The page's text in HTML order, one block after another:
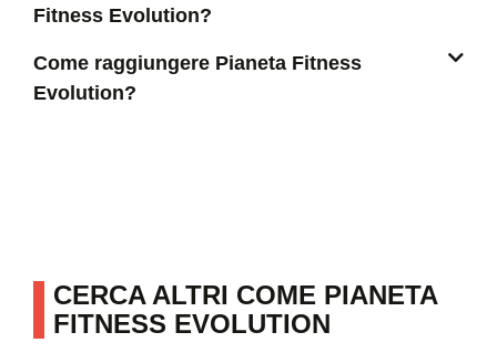
Fitness Evolution?
Come raggiungere Pianeta Fitness
Evolution?
CERCA ALTRI COME PIANETA
FITNESS EVOLUTION